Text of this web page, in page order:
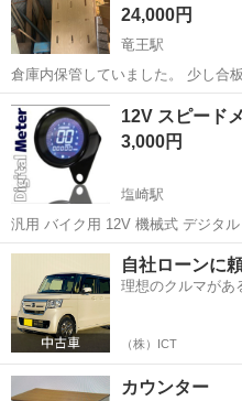
24,000円
竜王駅
倉庫内保管していました。 少し合
ると思います。メルカリやヤフオ
ズ感はネットを参照下さい！
山梨 南アルプス市 竜王駅
12V スピード
3,000円
塩崎駅
汎用 バイク用 12V 機械式 デジタル スピード
替 LEDバックライト付 本体ブラック リレー付き Dトラッカー 250等山梨 南アルプス市 塩崎駅
自社ローンに
理想のクルマがあ
（株）ICT
カウンター